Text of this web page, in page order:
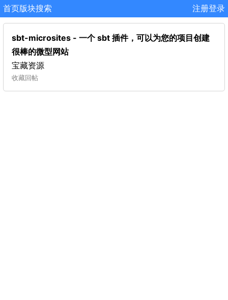
首页版块搜索 注册登录
sbt-microsites - 一个 sbt 插件，可以为您的项目创建
很棒的微型网站
宝藏资源
收藏回帖